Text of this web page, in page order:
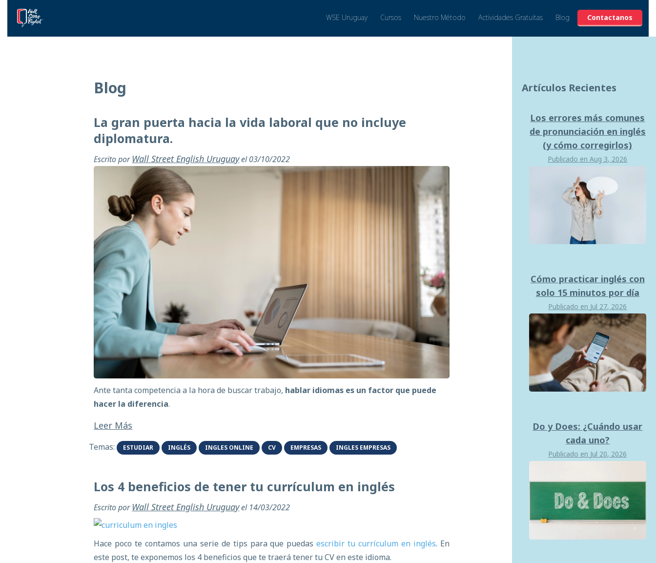
WSE Uruguay Cursos Nuestro Método Actividades Gratuitas Blog Contactanos
Blog
La gran puerta hacia la vida laboral que no incluye
diplomatura.
Escrito por Wall Street English Uruguayel 03/10/2022
Ante tanta competencia a la hora de buscar trabajo, hablar idiomas es un factor que puede
hacer la diferencia.
Leer Más
Temas: ESTUDIAR INGLÉS INGLES ONLINE CV EMPRESAS INGLES EMPRESAS
Los 4 beneficios de tener tu currículum en inglés
Escrito por Wall Street English Uruguayel 14/03/2022
Hace poco te contamos una serie de tips para que puedasescribir tu currículum en inglés. En
este post, te exponemos los 4 beneficios que te traerá tener tu CV en este idioma.
Artículos Recientes
Los errores más comunes
de pronunciación en inglés
(y cómo corregirlos)
Publicado en Aug 3, 2026
Cómo practicar inglés con
solo 15 minutos por día
Publicado en Jul 27, 2026
Do y Does: ¿Cuándo usar
cada uno?
Publicado en Jul 20, 2026